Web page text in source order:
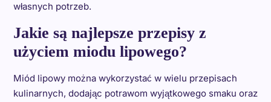
własnych potrzeb.
Jakie są najlepsze przepisy z
użyciem miodu lipowego?
Miód lipowy można wykorzystać w wielu przepisach
kulinarnych, dodając potrawom wyjątkowego smaku oraz